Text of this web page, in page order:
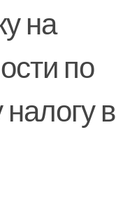
на
по
в